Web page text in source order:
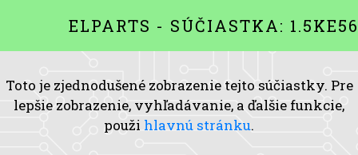
ELPARTS - SÚČIASTKA:
Toto je zjednodušené zobrazenie tejto súčiastky. Pre
lepšie zobrazenie, vyhľadávanie, a ďalšie funkcie,
použi hlavnú stránku.